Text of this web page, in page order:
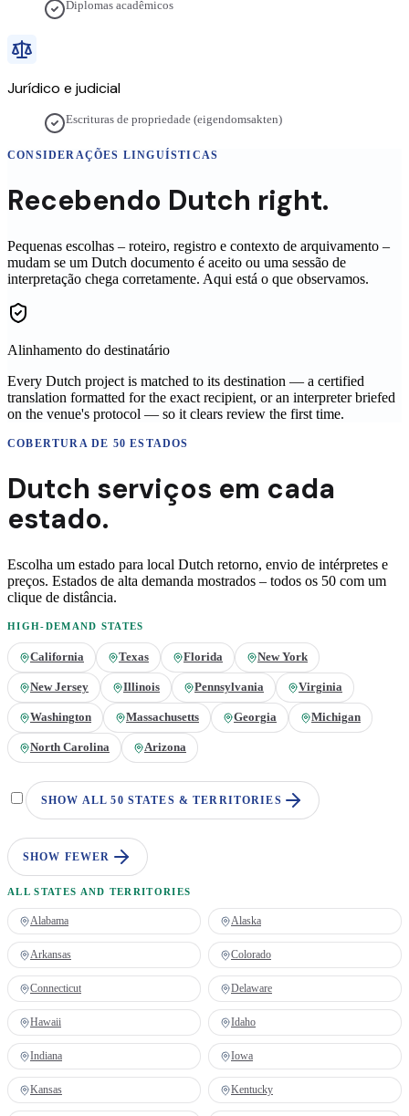
Diplomas acadêmicos
Jurídico e judicial
Escrituras de propriedade (eigendomsakten)
CONSIDERAÇÕES LINGUÍSTICAS
Recebendo Dutch right.
Pequenas escolhas – roteiro, registro e contexto de arquivamento –
mudam se um Dutch documento é aceito ou uma sessão de
interpretação chega corretamente. Aqui está o que observamos.
Alinhamento do destinatário
Every Dutch project is matched to its destination — a certified
translation formatted for the exact recipient, or an interpreter briefed
on the venue's protocol — so it clears review the first time.
COBERTURA DE 50 ESTADOS
Dutch serviços em cada
estado.
Escolha um estado para local Dutch retorno, envio de intérpretes e
preços. Estados de alta demanda mostrados – todos os 50 com um
clique de distância.
HIGH-DEMAND STATES
California Texas Florida New York
New Jersey Illinois Pennsylvania Virginia
Washington Massachusetts Georgia Michigan
North Carolina Arizona
SHOW ALL 50 STATES & TERRITORIES
SHOW FEWER
ALL STATES AND TERRITORIES
Alabama Alaska
Arkansas Colorado
Connecticut Delaware
Hawaii Idaho
Indiana Iowa
Kansas Kentucky